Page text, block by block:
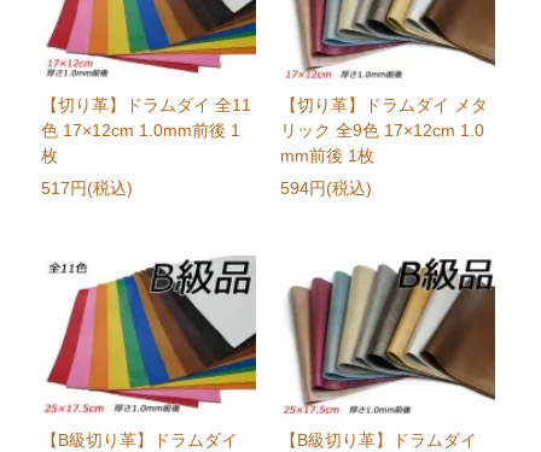
【切り革】ドラムダイ 全11
色 17×12cm 1.0mm前後 1
枚
517円(税込)
【切り革】ドラムダイ メタ
リック 全9色 17×12cm 1.0
mm前後 1枚
594円(税込)
【B級切り革】ドラムダイ
【B級切り革】ドラムダイ